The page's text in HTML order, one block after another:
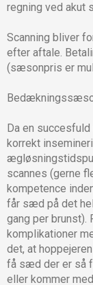
regning ved akut
Scanning bliver
efter aftale.
(sæsonpris er
Da en
korrekt
scannes (gerne
kompetence
får sæd på det
gang per brunst).
komplikationer
det, at
få sæd der er så
eller kommer